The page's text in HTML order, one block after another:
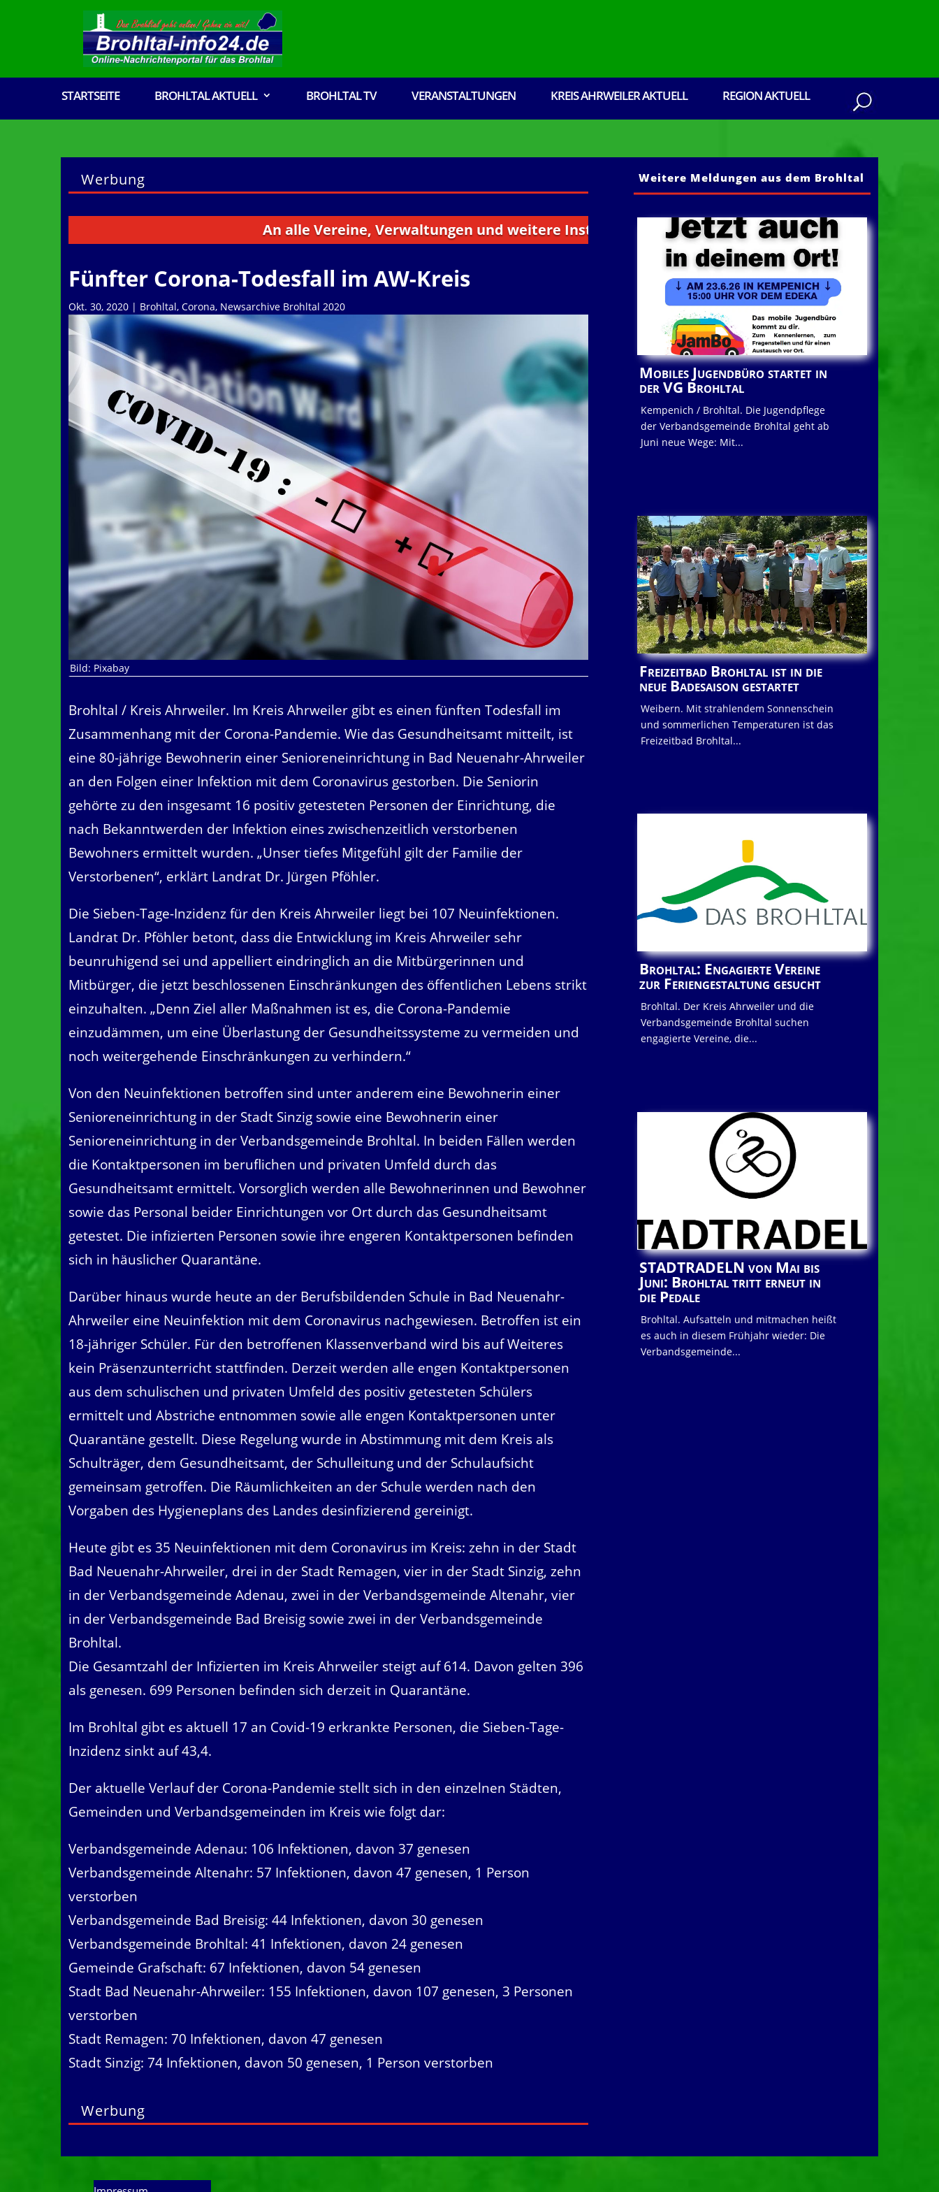
STARTSEITE BROHLTAL AKTUELL BROHLTAL TV VERANSTALTUNGEN KREIS AHRWEILER AKTUELL REGION AKTUELL
Werbung
An alle Vereine, Verwaltungen und weitere Institutionen aus dem Brohltal: Senden Sie ihre
Fünfter Corona-Todesfall im AW-Kreis
Okt. 30, 2020 | Brohltal,Corona, Newsarchive Brohltal 2020
Bild: Pixabay
Brohltal / Kreis Ahrweiler. Im Kreis Ahrweiler gibt es einen fünften Todesfall im
Zusammenhang mit der Corona-Pandemie. Wie das Gesundheitsamt mitteilt, ist
eine 80-jährige Bewohnerin einer Senioreneinrichtung in Bad Neuenahr-Ahrweiler
an den Folgen einer Infektion mit dem Coronavirus gestorben. Die Seniorin
gehörte zu den insgesamt 16 positiv getesteten Personen der Einrichtung, die
nach Bekanntwerden der Infektion eines zwischenzeitlich verstorbenen
Bewohners ermittelt wurden. „Unser tiefes Mitgefühl gilt der Familie der
Verstorbenen“, erklärt Landrat Dr. Jürgen Pföhler.
Die Sieben-Tage-Inzidenz für den Kreis Ahrweiler liegt bei 107 Neuinfektionen.
Landrat Dr. Pföhler betont, dass die Entwicklung im Kreis Ahrweiler sehr
beunruhigend sei und appelliert eindringlich an die Mitbürgerinnen und
Mitbürger, die jetzt beschlossenen Einschränkungen des öffentlichen Lebens strikt
einzuhalten. „Denn Ziel aller Maßnahmen ist es, die Corona-Pandemie
einzudämmen, um eine Überlastung der Gesundheitssysteme zu vermeiden und
noch weitergehende Einschränkungen zu verhindern.“
Von den Neuinfektionen betroffen sind unter anderem eine Bewohnerin einer
Senioreneinrichtung in der Stadt Sinzig sowie eine Bewohnerin einer
Senioreneinrichtung in der Verbandsgemeinde Brohltal. In beiden Fällen werden
die Kontaktpersonen im beruflichen und privaten Umfeld durch das
Gesundheitsamt ermittelt. Vorsorglich werden alle Bewohnerinnen und Bewohner
sowie das Personal beider Einrichtungen vor Ort durch das Gesundheitsamt
getestet. Die infizierten Personen sowie ihre engeren Kontaktpersonen befinden
sich in häuslicher Quarantäne.
Darüber hinaus wurde heute an der Berufsbildenden Schule in Bad Neuenahr-
Ahrweiler eine Neuinfektion mit dem Coronavirus nachgewiesen. Betroffen ist ein
18-jähriger Schüler. Für den betroffenen Klassenverband wird bis auf Weiteres
kein Präsenzunterricht stattfinden. Derzeit werden alle engen Kontaktpersonen
aus dem schulischen und privaten Umfeld des positiv getesteten Schülers
ermittelt und Abstriche entnommen sowie alle engen Kontaktpersonen unter
Quarantäne gestellt. Diese Regelung wurde in Abstimmung mit dem Kreis als
Schulträger, dem Gesundheitsamt, der Schulleitung und der Schulaufsicht
gemeinsam getroffen. Die Räumlichkeiten an der Schule werden nach den
Vorgaben des Hygieneplans des Landes desinfizierend gereinigt.
Heute gibt es 35 Neuinfektionen mit dem Coronavirus im Kreis: zehn in der Stadt
Bad Neuenahr-Ahrweiler, drei in der Stadt Remagen, vier in der Stadt Sinzig, zehn
in der Verbandsgemeinde Adenau, zwei in der Verbandsgemeinde Altenahr, vier
in der Verbandsgemeinde Bad Breisig sowie zwei in der Verbandsgemeinde
Brohltal.
Die Gesamtzahl der Infizierten im Kreis Ahrweiler steigt auf 614. Davon gelten 396
als genesen. 699 Personen befinden sich derzeit in Quarantäne.
Im Brohltal gibt es aktuell 17 an Covid-19 erkrankte Personen, die Sieben-Tage-
Inzidenz sinkt auf 43,4.
Der aktuelle Verlauf der Corona-Pandemie stellt sich in den einzelnen Städten,
Gemeinden und Verbandsgemeinden im Kreis wie folgt dar:
Verbandsgemeinde Adenau: 106 Infektionen, davon 37 genesen
Verbandsgemeinde Altenahr: 57 Infektionen, davon 47 genesen, 1 Person
verstorben
Verbandsgemeinde Bad Breisig: 44 Infektionen, davon 30 genesen
Verbandsgemeinde Brohltal: 41 Infektionen, davon 24 genesen
Gemeinde Grafschaft: 67 Infektionen, davon 54 genesen
Stadt Bad Neuenahr-Ahrweiler: 155 Infektionen, davon 107 genesen, 3 Personen
verstorben
Stadt Remagen: 70 Infektionen, davon 47 genesen
Stadt Sinzig: 74 Infektionen, davon 50 genesen, 1 Person verstorben
Werbung
Weitere Meldungen aus dem Brohltal
Mobiles Jugendbüro startet in
der VG Brohltal
Kempenich / Brohltal. Die Jugendpflege
der Verbandsgemeinde Brohltal geht ab
Juni neue Wege: Mit...
Freizeitbad Brohltal ist in die
neue Badesaison gestartet
Weibern. Mit strahlendem Sonnenschein
und sommerlichen Temperaturen ist das
Freizeitbad Brohltal...
Brohltal: Engagierte Vereine
zur Feriengestaltung gesucht
Brohltal. Der Kreis Ahrweiler und die
Verbandsgemeinde Brohltal suchen
engagierte Vereine, die...
STADTRADELN von Mai bis
Juni: Brohltal tritt erneut in
die Pedale
Brohltal. Aufsatteln und mitmachen heißt
es auch in diesem Frühjahr wieder: Die
Verbandsgemeinde...